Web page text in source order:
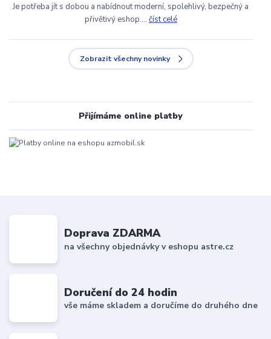
Je potřeba jít s dobou a nabídnout moderní, spolehlivý, bezpečný a
přivětivý eshop.... číst celé
Zobrazit všechny novinky
Přijímáme online platby
Doprava ZDARMA
na všechny objednávky v eshopu astre.cz
Doručení do 24 hodin
vše máme skladem a doručíme do druhého dne